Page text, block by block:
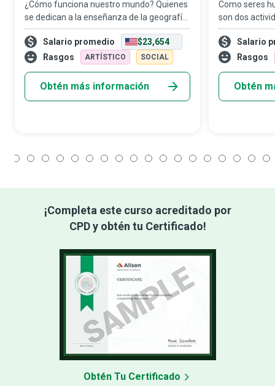
¿Cómo funciona nuestro mundo? Quienes
se dedican a la enseñanza de la geografía
desempeñan un papel fundamental al
buscar una respuesta a esta pregunta, ya
que se encargan de educar e inspirar a las
Salario promedio
$23,654
Rasgos
ARTÍSTICO SOCIAL
Obtén más información
Como seres
son dos
participamos
manera
profesor de
Salario
Rasgos
Obtén
¡Completa este curso acreditado por
CPD y obtén tu Certificado!
Obtén Tu Certificado